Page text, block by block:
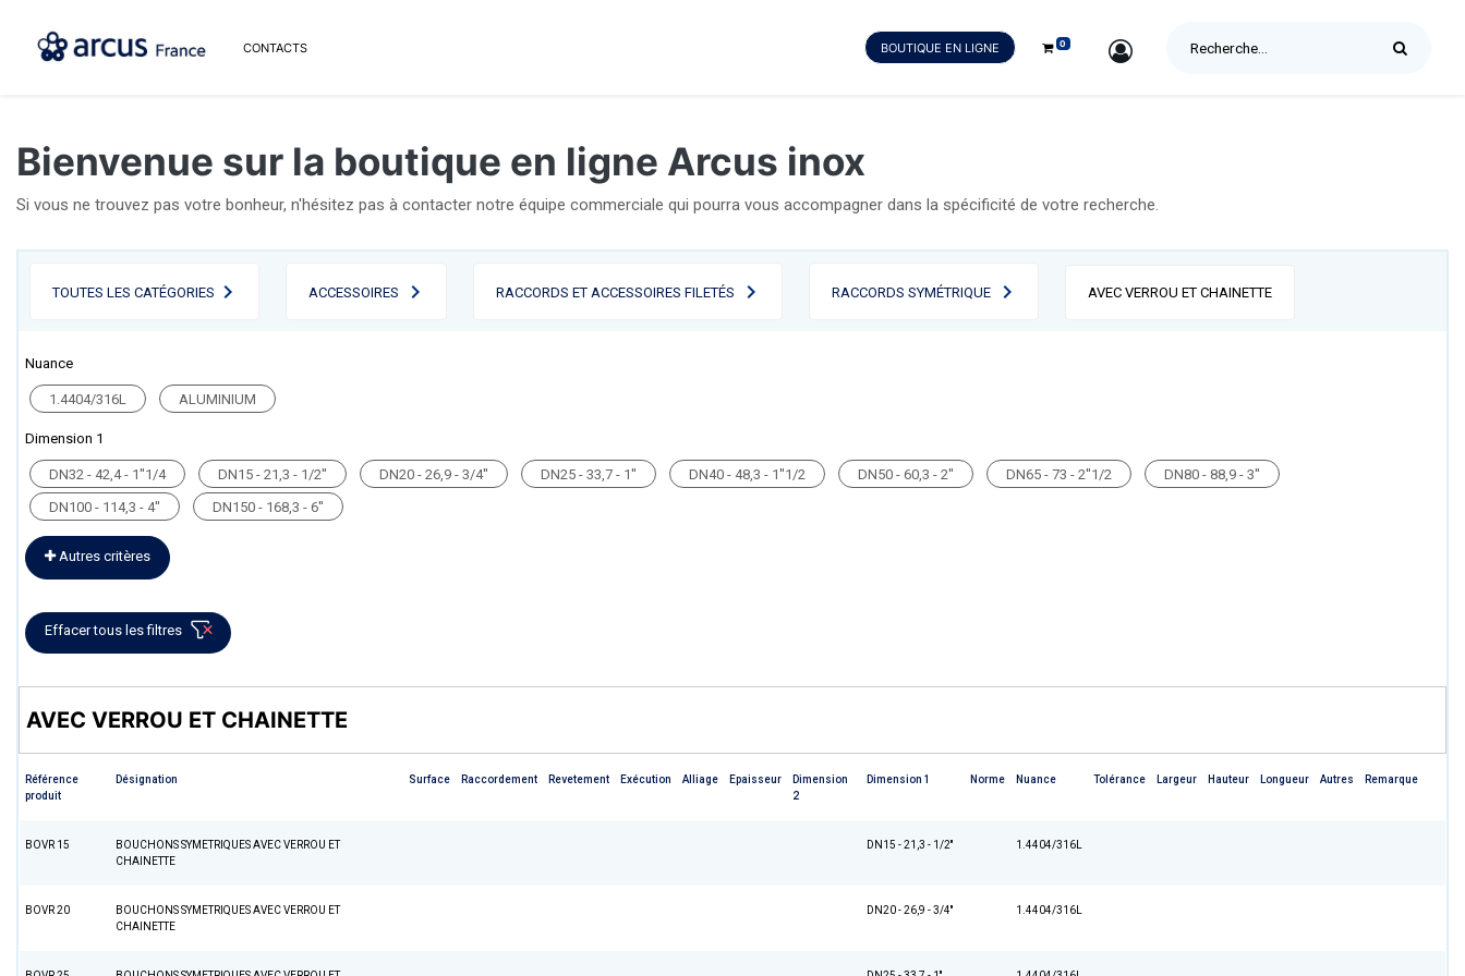
CONTACTS BOUTIQUE EN LIGNE 0 SIGN IN
Bienvenue sur la boutique en ligne Arcus inox
Si vous ne trouvez pas votre bonheur, n'hésitez pas à contacter notre équipe commerciale qui pourra vous accompagner dans la spécificité de votre recherche.
TOUTES LES CATÉGORIES ACCESSOIRES RACCORDS ET ACCESSOIRES FILETÉS RACCORDS SYMÉTRIQUE AVEC VERROU ET CHAINETTE
Nuance
1.4404/316L ALUMINIUM
Dimension 1
DN32 - 42,4 - 1''1/4 DN15 - 21,3 - 1/2'' DN20 - 26,9 - 3/4'' DN25 - 33,7 - 1'' DN40 - 48,3 - 1''1/2 DN50 - 60,3 - 2'' DN65 - 73 - 2''1/2
DN80 - 88,9 - 3''
DN100 - 114,3 - 4''
DN150 - 168,3 - 6''
Autres critères
Effacer tous les filtres
AVEC VERROU ET CHAINETTE
Référence
produit
Désignation Surface Raccordement Revetement Exécution Alliage Epaisseur
Dimension
2
Dimension 1 Norme Nuance Tolérance Largeur Hauteur Longueur Autres Remarque
BOVR 15
BOUCHONS SYMETRIQUES AVEC VERROU ET
CHAINETTE
DN15 - 21,3 - 1/2'' 1.4404/316L
BOVR 20
BOUCHONS SYMETRIQUES AVEC VERROU ET
CHAINETTE
DN20 - 26,9 - 3/4'' 1.4404/316L